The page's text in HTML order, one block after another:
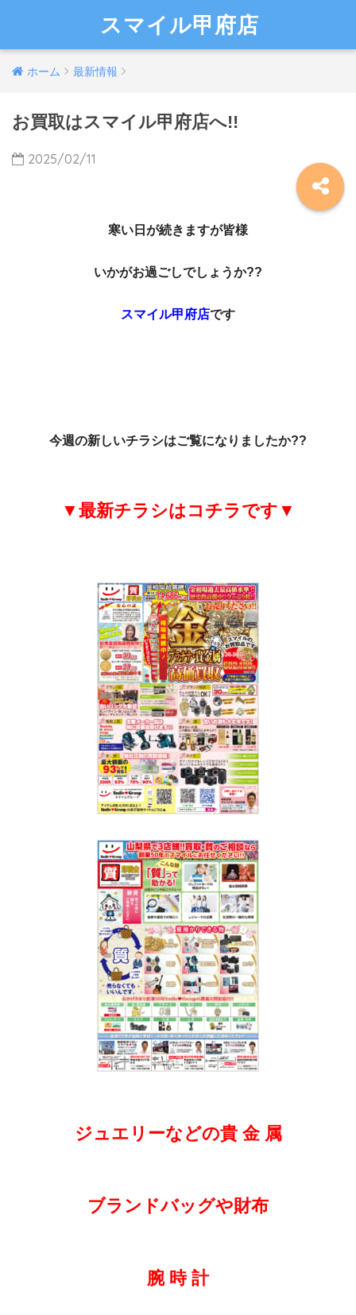
スマイル甲府店
ホーム 最新情報
お買取はスマイル甲府店へ!!
2025/02/11
寒い日が続きますが皆様
いかがお過ごしでしょうか??
スマイル甲府店です
今週の新しいチラシはご覧になりましたか??
▼最新チラシはコチラです▼
ジュエリーなどの貴 金 属
ブランドバッグや財布
腕 時 計